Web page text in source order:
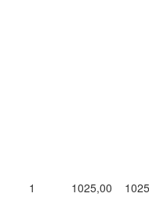
1 1025,00